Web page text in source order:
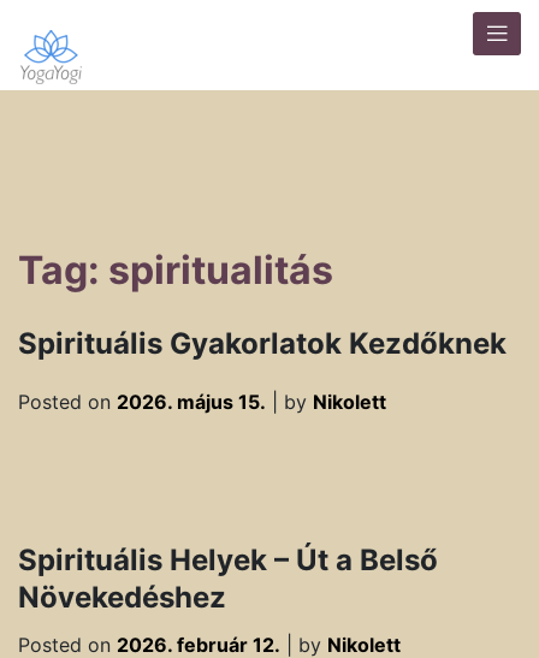
Tag: spiritualitás
Spirituális Gyakorlatok Kezdőknek
Posted on 2026. május 15. by Nikolett
Spirituális Helyek – Út a Belső
Növekedéshez
Posted on 2026. február 12. by Nikolett